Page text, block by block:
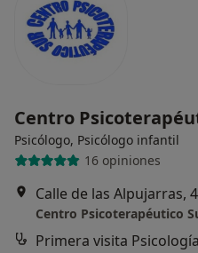
Centro
Psicólogo, Psicólogo infantil
16 opiniones
Calle de las Alpujarras,
Centro Psicoterapéutico
Primera visita Psicología